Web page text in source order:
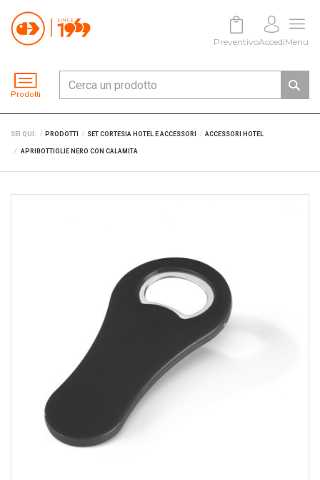
Prodotti
PreventivoAccediMenu
SEI QUI: PRODOTTI SET CORTESIA HOTEL E ACCESSORI ACCESSORI HOTEL
APRIBOTTIGLIE NERO CON CALAMITA